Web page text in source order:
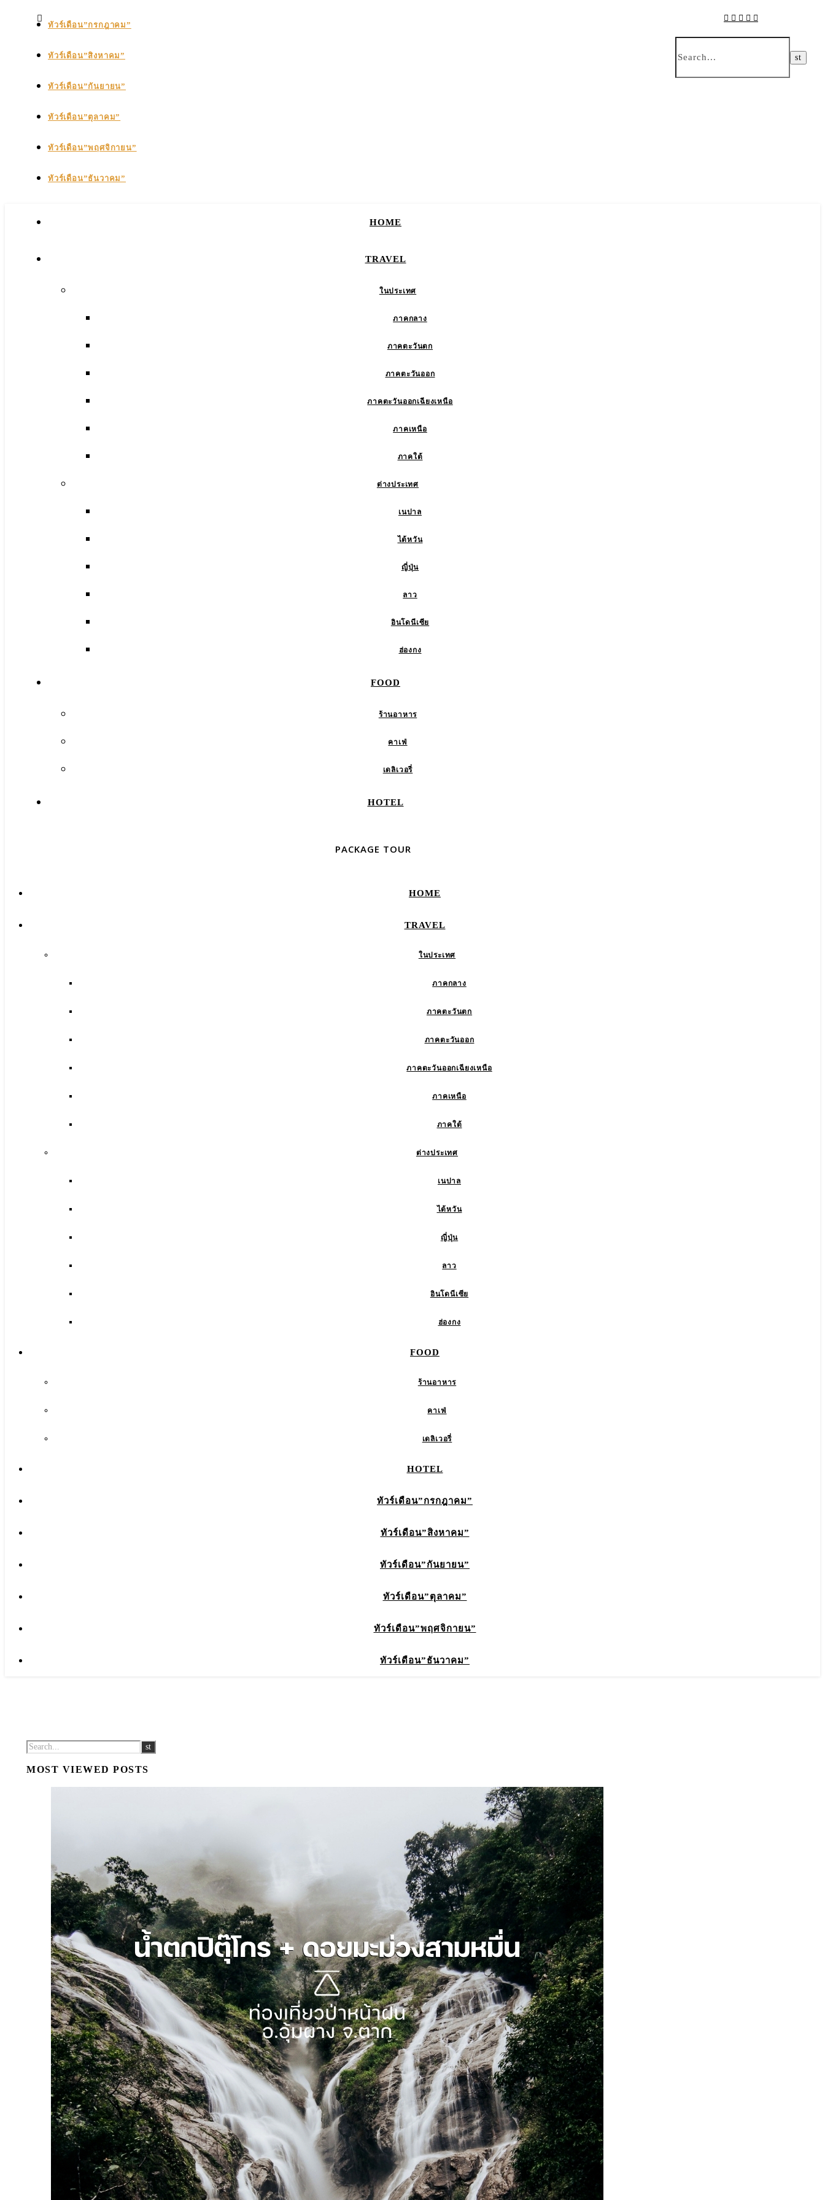
ทัวร์เดือน”กรกฎาคม”
ทัวร์เดือน”สิงหาคม”
ทัวร์เดือน”กันยายน”
ทัวร์เดือน”ตุลาคม”
ทัวร์เดือน”พฤศจิกายน”
ทัวร์เดือน”ธันวาคม”
HOME
TRAVEL
ในประเทศ
ภาคกลาง
ภาคตะวันตก
ภาคตะวันออก
ภาคตะวันออกเฉียงเหนือ
ภาคเหนือ
ภาคใต้
ต่างประเทศ
เนปาล
ไต้หวัน
ญี่ปุ่น
ลาว
อินโดนีเซีย
ฮ่องกง
FOOD
ร้านอาหาร
คาเฟ่
เดลิเวอรี่
HOTEL
PACKAGE TOUR
HOME
TRAVEL
ในประเทศ
ภาคกลาง
ภาคตะวันตก
ภาคตะวันออก
ภาคตะวันออกเฉียงเหนือ
ภาคเหนือ
ภาคใต้
ต่างประเทศ
เนปาล
ไต้หวัน
ญี่ปุ่น
ลาว
อินโดนีเซีย
ฮ่องกง
FOOD
ร้านอาหาร
คาเฟ่
เดลิเวอรี่
HOTEL
ทัวร์เดือน”กรกฎาคม”
ทัวร์เดือน”สิงหาคม”
ทัวร์เดือน”กันยายน”
ทัวร์เดือน”ตุลาคม”
ทัวร์เดือน”พฤศจิกายน”
ทัวร์เดือน”ธันวาคม”
MOST VIEWED POSTS